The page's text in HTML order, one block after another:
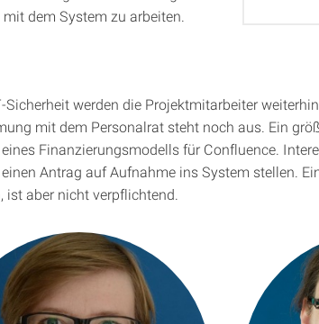
dem System zu arbeiten.
werden die Projektmitarbeiter weiterhin
mit dem Personalrat steht noch aus. Ein
Finanzierungsmodells für Confluence.
Antrag auf Aufnahme ins System stellen.
aber nicht verpflichtend.